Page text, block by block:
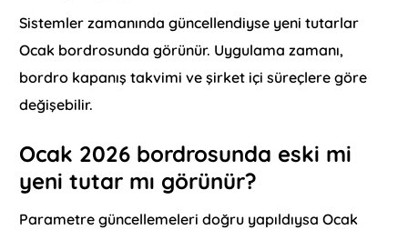
Sistemler zamanında güncellendiyse yeni tutarlar
Ocak bordrosunda görünür. Uygulama zamanı,
bordro kapanış takvimi ve şirket içi süreçlere göre
değişebilir.
Ocak 2026 bordrosunda eski mi
yeni tutar mı görünür?
Parametre güncellemeleri doğru yapıldıysa Ocak